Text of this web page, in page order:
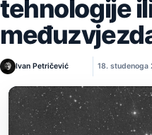
tehnologije
Ivan Petričević 18. studenoga